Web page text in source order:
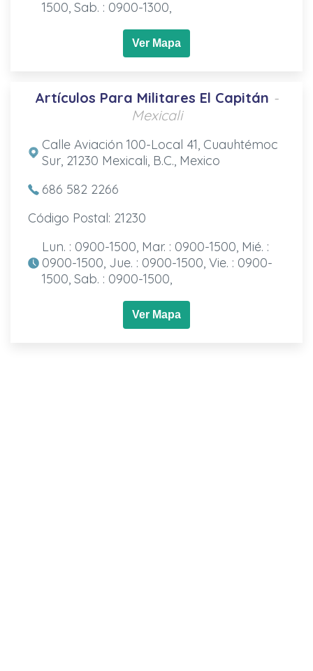
1500, Sab. : 0900-1300,
Ver Mapa
Artículos Para Militares El Capitán -
Mexicali
Calle Aviación 100-Local 41, Cuauhtémoc
Sur, 21230 Mexicali, B.C., Mexico
686 582 2266
Código Postal: 21230
Lun. : 0900-1500, Mar. : 0900-1500, Mié. :
0900-1500, Jue. : 0900-1500, Vie. : 0900-
1500, Sab. : 0900-1500,
Ver Mapa